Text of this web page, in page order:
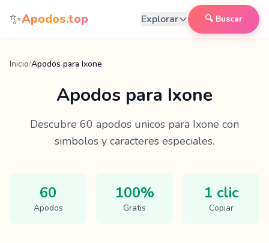
Saltar al contenido
✨Apodos.top Explorar 🔍 Buscar
Inicio/Apodos para Ixone
Apodos para Ixone
Descubre 60 apodos unicos para Ixone con
simbolos y caracteres especiales.
60
Apodos
100%
Gratis
1 clic
Copiar